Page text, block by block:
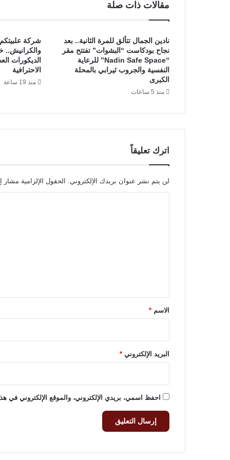
2
2
2
2
ف
و
ك
ب
ع
ل
مقالات ذات صلة
نادين الجمال تتألق للمرة الثانية.. بعد
نجاح بودكاست “البشوات” تفتتح مقر
“Nadin Safe Space” للرعاية
النفسية والجروب ثيرابي بالمحلة
الكبرى
منذ 5 ساعات
شركة
والكرانيش..
الديكورات
الاحترافية
منذ 19 ساعة
اترك تعليقاً
لن يتم نشر عنوان بريدك الإلكتروني. الحقول الإلزامية مشار
*الاسم *
البريد الإلكتروني *
احفظ اسمي، بريدي الإلكتروني، والموقع الإلكتروني في